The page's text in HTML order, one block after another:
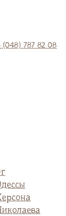
(048) 787 82 08